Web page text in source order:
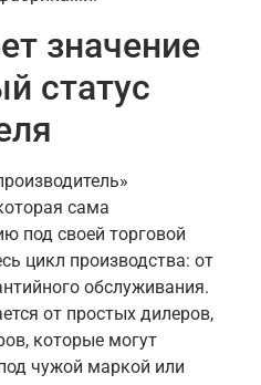
значение
статус
сама
под своей торговой
цикл производства: от
обслуживания.
от простых дилеров,
которые могут
чужой маркой или